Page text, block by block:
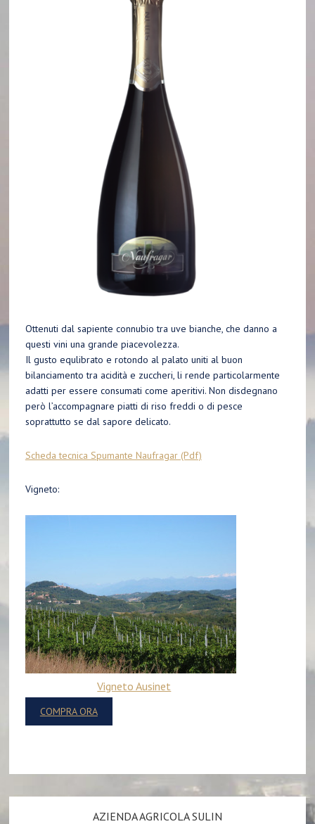
Ottenuti dal sapiente connubio tra uve bianche, che danno a
questi vini una grande piacevolezza.
Il gusto equlibrato e rotondo al palato uniti al buon
bilanciamento tra acidità e zuccheri, li rende particolarmente
adatti per essere consumati come aperitivi. Non disdegnano
però l’accompagnare piatti di riso freddi o di pesce
soprattutto se dal sapore delicato.
Scheda tecnica Spumante Naufragar (Pdf)
Vigneto:
Vigneto Ausinet
COMPRA ORA
AZIENDA AGRICOLA SULIN